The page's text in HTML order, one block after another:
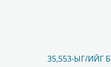
35,553-ЫГ/ИЙГ